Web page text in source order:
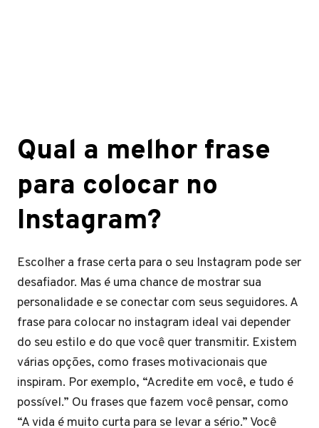
Qual a melhor frase
para colocar no
Instagram?
Escolher a frase certa para o seu Instagram pode ser
desafiador. Mas é uma chance de mostrar sua
personalidade e se conectar com seus seguidores. A
frase para colocar no instagram ideal vai depender
do seu estilo e do que você quer transmitir. Existem
várias opções, como frases motivacionais que
inspiram. Por exemplo, “Acredite em você, e tudo é
possível.” Ou frases que fazem você pensar, como
“A vida é muito curta para se levar a sério.” Você